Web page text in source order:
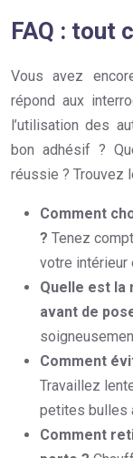
FAQ : tout
Vous avez
répond aux
l’utilisation des
bon adhésif ?
réussie ? Trouvez
Comment
? Tenez
votre intérieur
Quelle est la
avant de
Comment
Travaillez
petites bulles
Comment